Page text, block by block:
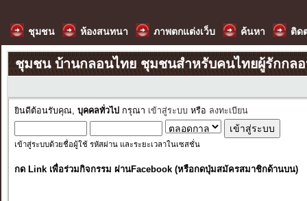
ชุมชน ห้องสนทนา ภาพตกแต่งเว็บ ค้นหา ติด
ชุมชน บ้านกลอนไทย ชุมชนสำหรับคนไทยผู้รักกล
ยินดีต้อนรับคุณ, บุคคลทั่วไป กรุณา เข้าสู่ระบบ หรือ ลงทะเบียน
เข้าสู่ระบบด้วยชื่อผู้ใช้ รหัสผ่าน และระยะเวลาในเซสชั่น
กด Link เพื่อร่วมกิจกรรม ผ่านFacebook (หรือกดปุ่มสมัครสมาชิกด้านบน)